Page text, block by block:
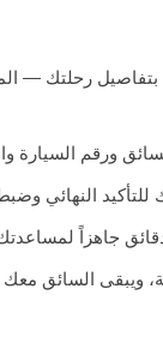
بتفاصيل رحلتك —
ورقم السيارة
النهائي
ويبقى السائق